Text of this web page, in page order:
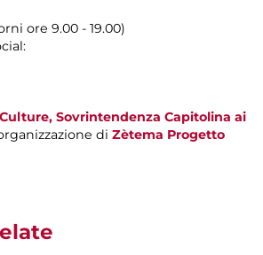
ore 9.00 - 19.00)
Sovrintendenza Capitolina ai
di Zètema Progetto